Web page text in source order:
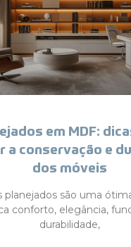
em MDF:
a conservação e
dos móveis
planejados são uma
conforto, elegância,
durabilidade,